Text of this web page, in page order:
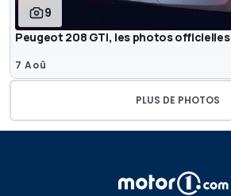
9
Peugeot 208 GTi, les photos officielles
7 Aoû
PLUS DE PHOTOS